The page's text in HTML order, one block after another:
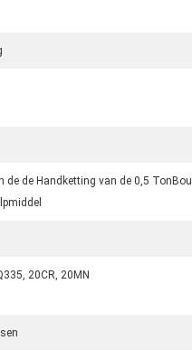
de de Handketting van de 0,5
20CR, 20MN